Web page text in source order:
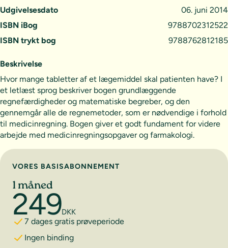
Udgivelsesdato
06. juni 2014
ISBN iBog
9788702312522
ISBN trykt bog
9788762812185
Beskrivelse
Hvor mange tabletter af et lægemiddel skal patienten have? I
et letlæst sprog beskriver bogen grundlæggende
regnefærdigheder og matematiske begreber, og den
gennemgår alle de regnemetoder, som er nødvendige i forhold
til medicinregning. Bogen giver et godt fundament for videre
arbejde med medicinregningsopgaver og farmakologi.
Vælg abonnement
VORES BASISABONNEMENT
1 måned
249DKK
7 dages gratis prøveperiode
Ingen binding